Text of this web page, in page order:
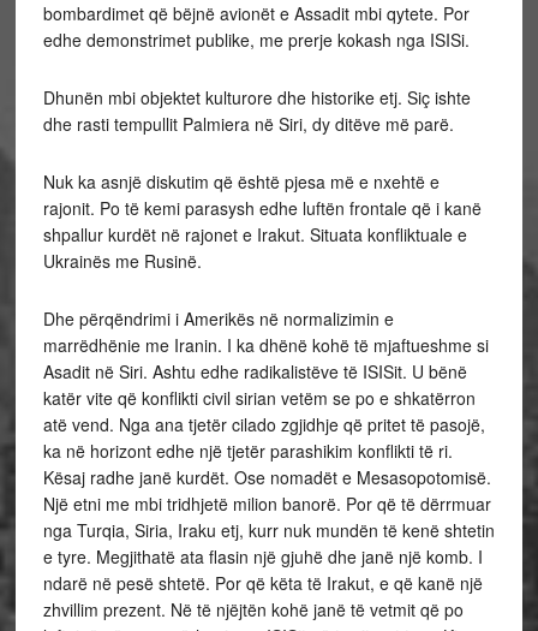
bombardimet që bëjnë avionët e Assadit mbi qytete. Por
edhe demonstrimet publike, me prerje kokash nga ISIS­i.
Dhunën mbi objektet kulturore dhe historike etj. Siç ishte
dhe rasti tempullit Palmiera në Siri, dy ditëve më parë.
Nuk ka asnjë diskutim që është pjesa më e nxehtë e
rajonit. Po të kemi parasysh edhe luftën frontale që i kanë
shpallur kurdët në rajonet e Irakut. Situata konfliktuale e
Ukrainës me Rusinë.
Dhe përqëndrimi i Amerikës në normalizimin e
marrëdhënie me Iranin. I ka dhënë kohë të mjaftueshme si
Asadit në Siri. Ashtu edhe radikalistëve të ISIS­it. U bënë
katër vite që konflikti civil sirian vetëm se po e shkatërron
atë vend. Nga ana tjetër cilado zgjidhje që pritet të pasojë,
ka në horizont edhe një tjetër parashikim konflikti të ri.
Kësaj radhe janë kurdët. Ose nomadët e Mesasopotomisë.
Një etni me mbi tridhjetë milion banorë. Por që të dërrmuar
nga Turqia, Siria, Iraku etj, kurr nuk mundën të kenë shtetin
e tyre. Megjithatë ata flasin një gjuhë dhe janë një komb. I
ndarë në pesë shtetë. Por që këta të Irakut, e që kanë një
zhvillim prezent. Në të njëjtën kohë janë të vetmit që po